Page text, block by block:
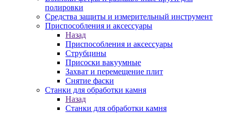
полировки
Средства защиты и измерительный инструмент
Приспособления и аксессуары
Назад
Приспособления и аксессуары
Струбцины
Присоски вакуумные
Захват и перемещение плит
Снятие фаски
Станки для обработки камня
Назад
Станки для обработки камня